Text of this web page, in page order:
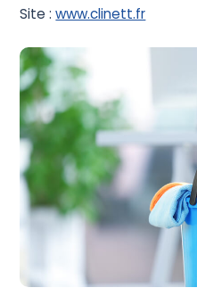
Site :www.clinett.fr